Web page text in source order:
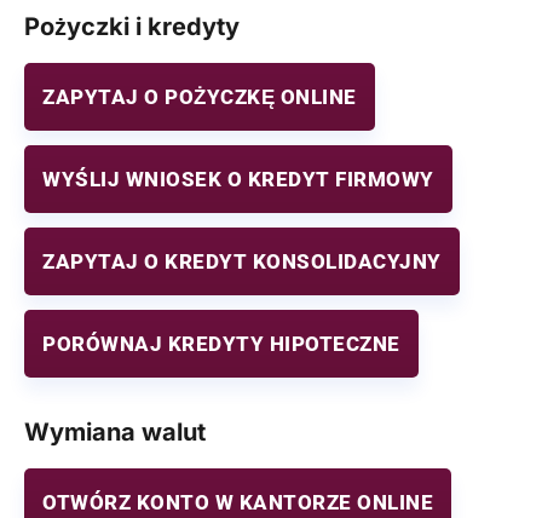
Pożyczki i kredyty
ZAPYTAJ O POŻYCZKĘ ONLINE
WYŚLIJ WNIOSEK O KREDYT FIRMOWY
ZAPYTAJ O KREDYT KONSOLIDACYJNY
PORÓWNAJ KREDYTY HIPOTECZNE
Wymiana walut
OTWÓRZ KONTO W KANTORZE ONLINE